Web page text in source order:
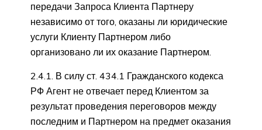
передачи Запроса Клиента Партнеру
независимо от того, оказаны ли юридические
услуги Клиенту Партнером либо
организовано ли их оказание Партнером.
2.4.1. В силу ст. 434.1 Гражданского кодекса
РФ Агент не отвечает перед Клиентом за
результат проведения переговоров между
последним и Партнером на предмет оказания